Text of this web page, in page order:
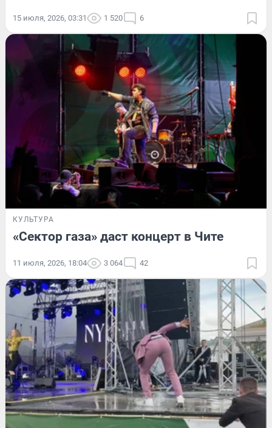
15 июля, 2026, 03:31 1 520 6
КУЛЬТУРА
«Сектор газа» даст концерт в Чите
11 июля, 2026, 18:04 3 064 42